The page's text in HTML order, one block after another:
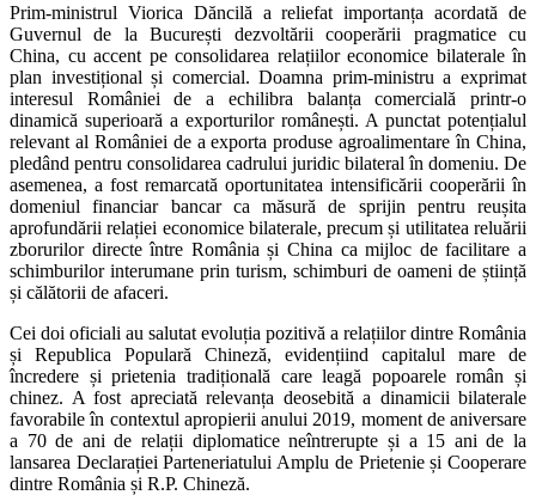
Prim-ministrul Viorica Dăncilă a reliefat importanța acordată de
Guvernul de la București dezvoltării cooperării pragmatice cu
China, cu accent pe consolidarea relațiilor economice bilaterale în
plan investițional și comercial. Doamna prim-ministru a exprimat
interesul României de a echilibra balanța comercială printr-o
dinamică superioară a exporturilor românești. A punctat potențialul
relevant al României de a exporta produse agroalimentare în China,
pledând pentru consolidarea cadrului juridic bilateral în domeniu. De
asemenea, a fost remarcată oportunitatea intensificării cooperării în
domeniul financiar bancar ca măsură de sprijin pentru reușita
aprofundării relației economice bilaterale, precum și utilitatea reluării
zborurilor directe între România și China ca mijloc de facilitare a
schimburilor interumane prin turism, schimburi de oameni de știință
și călătorii de afaceri.
Cei doi oficiali au salutat evoluția pozitivă a relațiilor dintre România
și Republica Populară Chineză, evidențiind capitalul mare de
încredere și prietenia tradițională care leagă popoarele român și
chinez. A fost apreciată relevanța deosebită a dinamicii bilaterale
favorabile în contextul apropierii anului 2019, moment de aniversare
a 70 de ani de relații diplomatice neîntrerupte și a 15 ani de la
lansarea Declarației Parteneriatului Amplu de Prietenie și Cooperare
dintre România și R.P. Chineză.